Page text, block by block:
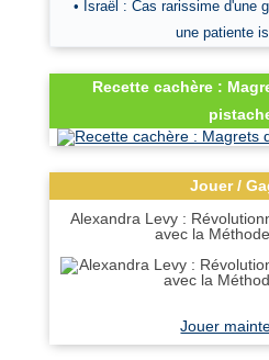
• Israël : Cas rarissime d'une
une patiente
Recette cachère :
Jouer /
Alexandra Levy :
avec la
Jouer